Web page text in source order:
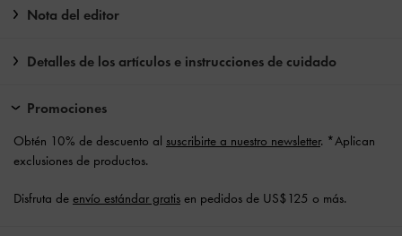
Nota del editor
Detalles de los artículos e instrucciones de cuidado
Promociones
Obtén 10% de descuento al suscribirte a nuestro newsletter. *Aplican
exclusiones de productos.
Disfruta de envío estándar gratis en pedidos de US$125 o más.